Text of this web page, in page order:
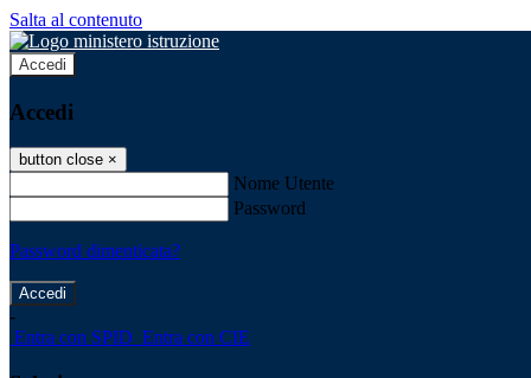
Salta al contenuto
Accedi
Accedi
button close ×
Nome Utente
Password
Password dimenticata?
-
Entra con SPID Entra con CIE